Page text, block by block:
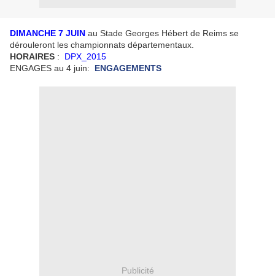
DIMANCHE 7 JUIN au Stade Georges Hébert de Reims se
dérouleront les championnats départementaux.
HORAIRES : DPX_2015
ENGAGES au 4 juin:
ENGAGEMENTS
Publicité